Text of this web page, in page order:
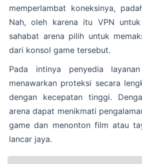
memperlambat koneksinya,
Nah, oleh karena itu VPN
sahabat arena pilih untuk
dari konsol game tersebut.
Pada intinya penyedia
menawarkan proteksi secara
dengan kecepatan tinggi.
arena dapat menikmati
game dan menonton film atau
lancar jaya.